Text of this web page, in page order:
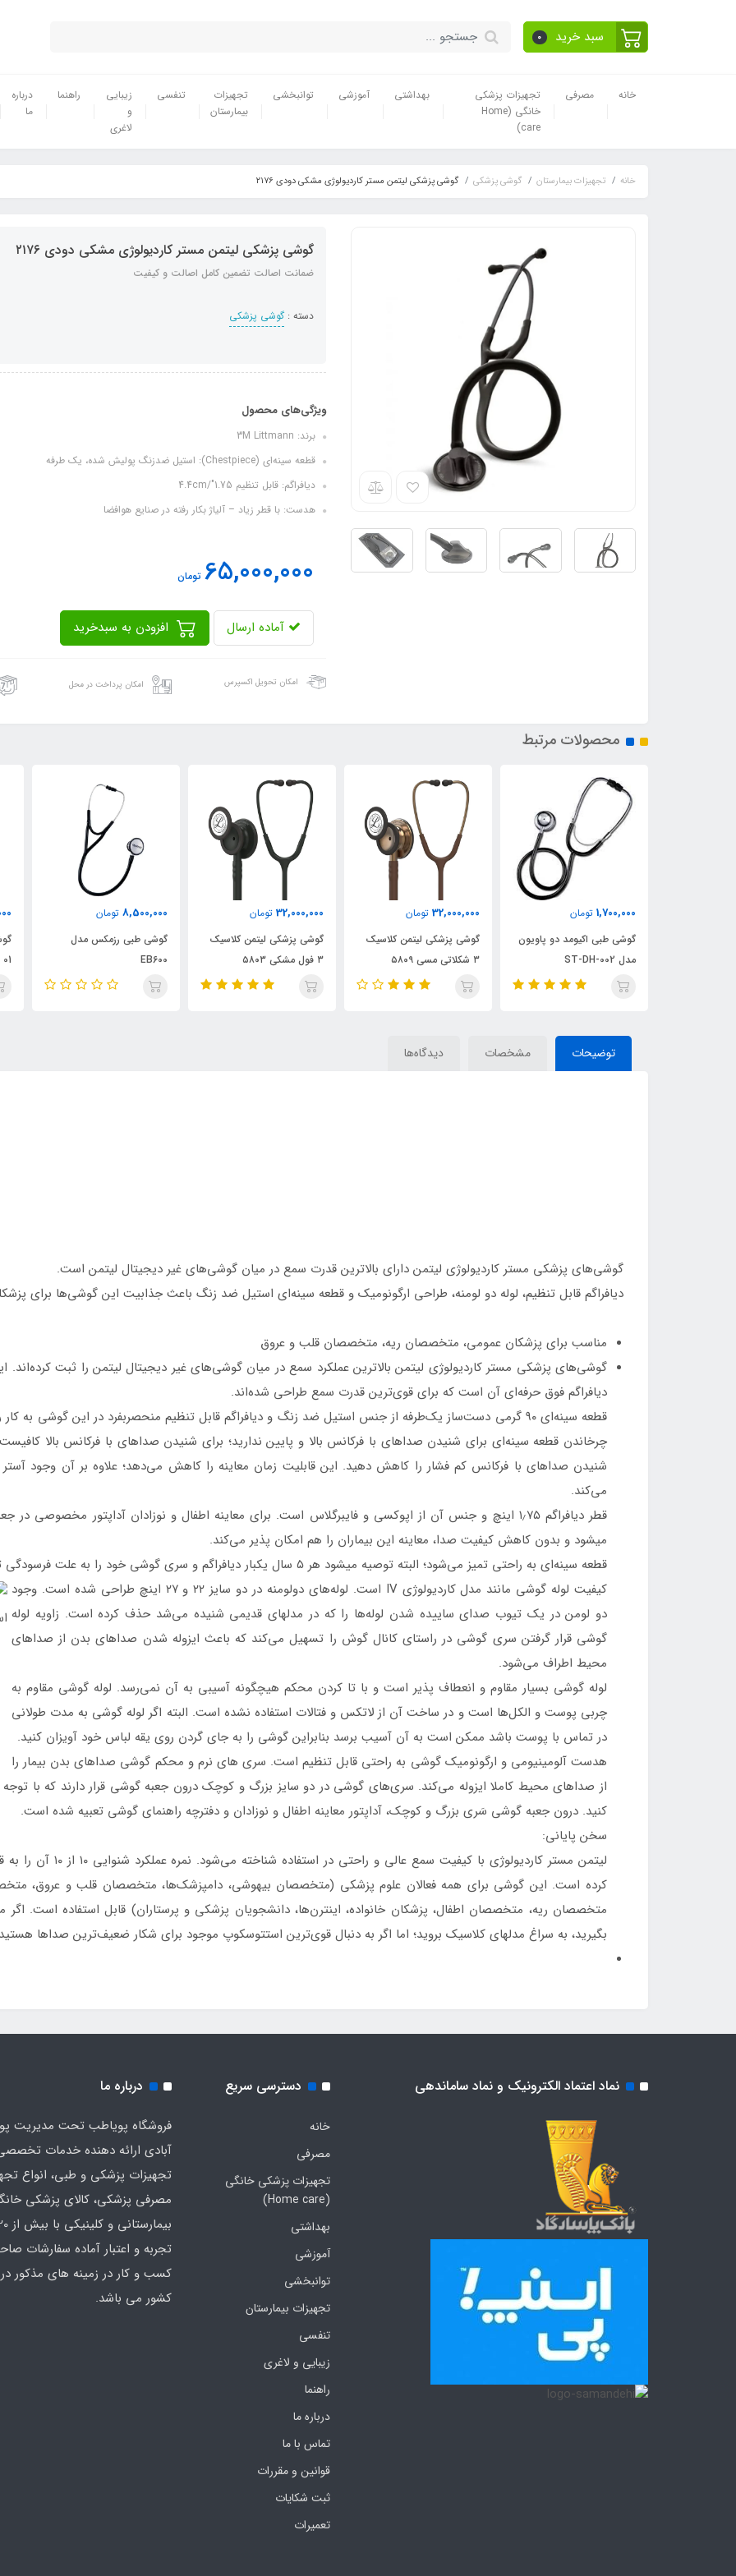
سبد خرید 0
خانه مصرفی
تجهیزات پزشکی
خانگی (Home
care)
بهداشتی آموزشی توانبخشی
تجهیزات
بیمارستان
تنفسی
زیبایی
و
لاغری
راهنما
درباره
ما
خانه تجهیزات بیمارستان گوشی پزشکی گوشی پزشکی لیتمن مستر کاردیولوژی مشکی دودی ۲۱۷۶
گوشی پزشکی لیتمن مستر کاردیولوژی مشکی دودی ۲۱۷۶
ضمانت اصالت تضمین کامل اصالت و کیفیت
دسته : گوشی پزشکی
ویژگی‌های محصول
برند: 3M Littmann
قطعه سینه‌ای (Chestpiece): استیل ضدزنگ پولیش شده، یک طرفه
دیافراگم: قابل تنظیم 1.75"/4.4cm
هدست: با قطر زیاد – آلیاژ بکار رفته در صنایع هوافضا
65,000,000تومان
آماده ارسال
امکان تحویل اکسپرس امکان پرداخت در محل
محصولات مرتبط
1,700,000 تومان
گوشی طبی اکیومد دو پاویون
مدل ST-DH-002
32,000,000 تومان
گوشی پزشکی لیتمن کلاسیک
۳ شکلاتی مسی ۵۸۰۹
32,000,000 تومان
گوشی پزشکی لیتمن کلاسیک
۳ فول مشکی ۵۸۰۳
8,500,000 تومان
گوشی طبی رزمکس مدل
EB600
01 - 4240 ریشتر
توضیحات مشخصات دیدگاه‌ها
گوشی‌های پزشکی مستر کاردیولوژی لیتمن دارای بالاترین قدرت سمع در میان گوشی‌های غیر دیجیتال لیتمن است.
دیافراگم قابل تنظیم، لوله دو لومنه، طراحی ارگونومیک و قطعه سینه‌ای استیل ضد زنگ باعث جذابیت این گوشی‌ها برای
مناسب برای پزشکان عمومی، متخصصان ریه، متخصصان قلب و عروق
دیافراگم فوق حرفه‌ای آن است که برای قوی‌ترین قدرت سمع طراحی شده‌اند.
قطعه سینه‌ای ۹۰ گرمی دست‌ساز یک‌طرفه از جنس استیل ضد زنگ و دیافراگم قابل تنظیم منحصربفرد در این گوشی به
چرخاندن قطعه سینه‌ای برای شنیدن صداهای با فرکانس بالا و پایین ندارید؛ برای شنیدن صداهای با فرکانس بالا
می‌کند.
قطر دیافراگم ۱٫۷۵ اینچ و جنس آن از اپوکسی و فایبرگلاس است. برای معاینه اطفال و نوزادان آداپتور
میشود و بدون کاهش کیفیت صدا، معاینه این بیماران را هم امکان پذیر می‌کند.
قطعه سینه‌ای به راحتی تمیز می‌شود؛ البته توصیه میشود هر ۵ سال یکبار دیافراگم و سری گوشی خود را به علت فرسودگی تعویض کنید تا کیفیت سمع گوشی حفظ شود.
کیفیت لوله گوشی مانند مدل کاردیولوژی IV است. لوله‌های دولومنه در دو سایز ۲۲ و ۲۷ اینچ طراحی شده است. وجود
دو لومن در یک تیوب صدای ساییده شدن لوله‌ها را که در مدلهای قدیمی شنیده می‌شد حذف کرده است. زاویه لوله
گوشی قرار گرفتن سری گوشی در راستای کانال گوش را تسهیل می‌کند که باعث ایزوله شدن صداهای بدن از صداهای
محیط اطراف می‌شود.
لوله گوشی بسیار مقاوم و انعطاف پذیر است و با تا کردن محکم هیچگونه آسیبی به آن نمی‌رسد. لوله گوشی مقاوم به
چربی پوست و الکل‌ها است و در ساخت آن از لاتکس و فتالات استفاده نشده است. البته اگر لوله گوشی به مدت طولانی
در تماس با پوست باشد ممکن است به آن آسیب برسد بنابراین گوشی را به جای گردن روی یقه لباس خود آویزان کنید.
هدست آلومینیومی و ارگونومیک گوشی به راحتی قابل تنظیم است. سری های نرم و محکم گوشی صداهای بدن بیمار را
از صداهای محیط کاملا ایزوله می‌کند. سری‌های گوشی در دو سایز بزرگ و کوچک درون جعبه گوشی قرار دارند که با توجه
کنید. درون جعبه گوشی سَری بزرگ و کوچک، آداپتور معاینه اطفال و نوزادان و دفترچه راهنمای گوشی تعبیه شده است.
سخن پایانی:
لیتمن مستر کاردیولوژی
کرده است. این گوشی برای همه فعالان علوم پزشکی (متخصصان بیهوشی، دامپزشک‌ها، متخصصان قلب و عروق،
متخصصان ریه، متخصصان اطفال، پزشکان خانواده، اینترن‌ها، دانشجویان پزشکی و پرستاران) قابل استفاده است. اگر
بگیرید، به سراغ مدلهای کلاسیک بروید؛ اما اگر به دنبال قوی‌ترین استتوسکوپ موجود برای شکار ضعیف‌ترین صداها
نماد اعتماد الکترونیک و نماد ساماندهی دسترسی سریع
خانه
مصرفی
تجهیزات پزشکی خانگی
(Home care)
بهداشتی
آموزشی
توانبخشی
تجهیزات بیمارستان
تنفسی
زیبایی و لاغری
راهنما
درباره ما
تماس با ما
قوانین و مقررات
ثبت شکایات
تعمیرات
درباره ما
فروشگاه پویاطب تحت مدیریت
آبادی ارائه دهنده خدمات
تجهیزات پزشکی و طبی، انواع
مصرفی پزشکی، کالای پزشکی
تجربه و اعتبار آماده سفارشات
کسب و کار در زمینه های مذکور
کشور می باشد.